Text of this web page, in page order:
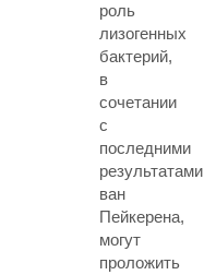
роль
лизогенных
бактерий,
в
сочетании
с
последними
результатами
ван
Пейкерена,
могут
проложить